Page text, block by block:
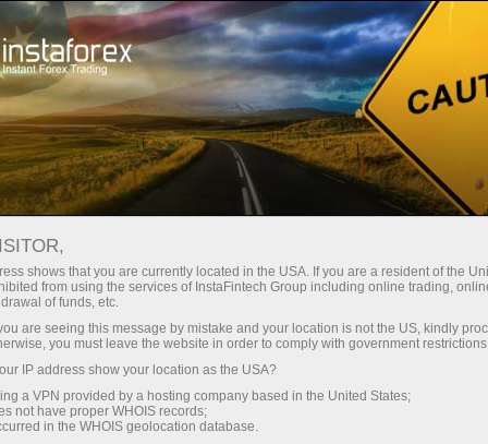
通过InstaForex获得真正竞争力的机
点差和手续费，以及股票和指数交
易的优惠条件
最低
每笔存款
30%奖金
交易速度
与赛道速度
shows that you are currently located in the USA. If you are a resident of the
from using the services of InstaFintech Group including online trading,
of funds, etc.
are seeing this message by mistake and your location is not the US, kindly
you must leave the website in order to comply with government
IP address show your location as the USA?
a VPN provided by a hosting company based in the United States;
not have proper WHOIS records;
in the WHOIS geolocation database.